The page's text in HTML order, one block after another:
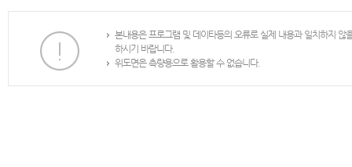
본내용은 프로그램 및 데이타등의 오류로 실제 내용과 일치하지
하시기 바랍니다.
위도면은 측량용으로 활용할 수 없습니다.